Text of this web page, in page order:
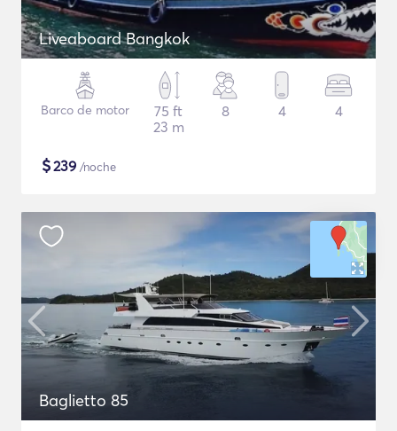
Liveaboard Bangkok
Barco de motor
75 ft
23 m
8 4 4
$239 /noche
Baglietto 85